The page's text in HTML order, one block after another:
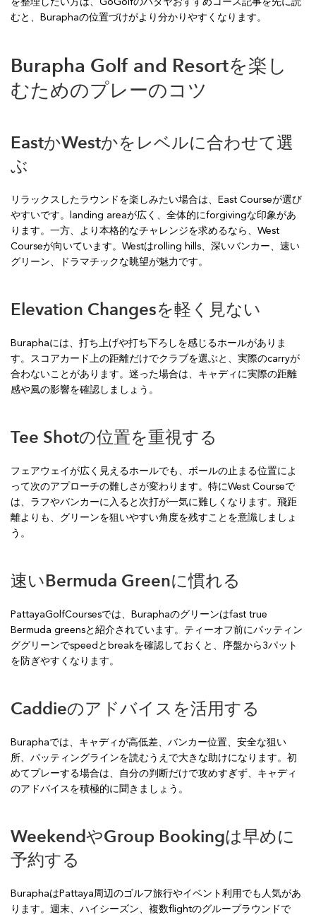
むと、Buraphaの位置づけがより分かりやすくなります。
Burapha Golf and Resortを楽し
むためのプレーのコツ
EastかWestかをレベルに合わせて選
ぶ
リラックスしたラウンドを楽しみたい場合は、East Courseが選び
やすいです。landing areaが広く、全体的にforgivingな印象があ
ります。一方、より本格的なチャレンジを求めるなら、West
Courseが向いています。Westはrolling hills、深いバンカー、速い
グリーン、ドラマチックな眺望が魅力です。
Elevation Changesを軽く見ない
Buraphaには、打ち上げや打ち下ろしを感じるホールがありま
す。スコアカード上の距離だけでクラブを選ぶと、実際のcarryが
合わないことがあります。迷った場合は、キャディに実際の距離
感や風の影響を確認しましょう。
Tee Shotの位置を重視する
フェアウェイが広く見えるホールでも、ボールの止まる位置によ
って次のアプローチの難しさが変わります。特にWest Courseで
は、ラフやバンカーに入ると次打が一気に難しくなります。飛距
離よりも、グリーンを狙いやすい角度を残すことを意識しましょ
う。
速いBermuda Greenに慣れる
PattayaGolfCoursesでは、Buraphaのグリーンはfast true
Bermuda greensと紹介されています。ティーオフ前にパッティン
ググリーンでspeedとbreakを確認しておくと、序盤から3パット
を防ぎやすくなります。
Caddieのアドバイスを活用する
Buraphaでは、キャディが高低差、バンカー位置、安全な狙い
所、パッティングラインを読むうえで大きな助けになります。初
めてプレーする場合は、自分の判断だけで攻めすぎず、キャディ
のアドバイスを積極的に聞きましょう。
WeekendやGroup Bookingは早めに
予約する
BuraphaはPattaya周辺のゴルフ旅行やイベント利用でも人気があ
ります。週末、ハイシーズン、複数flightのグループラウンドで